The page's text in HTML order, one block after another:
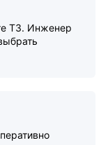
ТЗ. Инженер